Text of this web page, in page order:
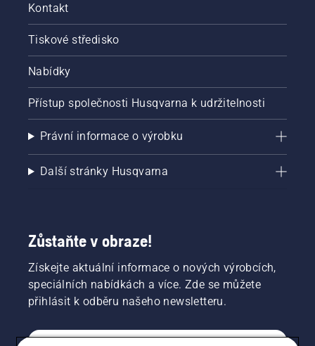
Kontakt
Tiskové středisko
Nabídky
Přístup společnosti Husqvarna k udržitelnosti
Právní informace o výrobku
Další stránky Husqvarna
Zůstaňte v obraze!
Získejte aktuální informace o nových výrobcích,
speciálních nabídkách a více. Zde se můžete
přihlásit k odběru našeho newsletteru.